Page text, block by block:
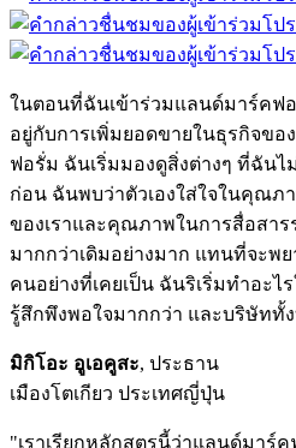
ในตอนที่ฉันเข้าร่วมแลนด์มาร์คฟ
อยู่กับการเพิ่มยอดขายในธุรกิจข
ฟอรั่ม ฉันเริ่มมองดูสิ่งต่างๆ ที่ฉันไ
ก่อน ฉันพบว่าตัวเองใส่ใจในคุณภ
ของเราและคุณภาพในการสื่อสา
มากกว่าเดิมอย่างมาก แทนที่จะพ
คนอย่างที่เคยเป็น ฉันริเริ่มทำอะ
รู้สึกพึงพอใจมากกว่า และบริษัททั้ง
มิกิโอะ อูเอคูสะ, ประธาน
เมืองโตเกียว ประเทศญี่ปุ่น
"เราเรียกหลักสูตรนี้ว่าแลนด์มาร์